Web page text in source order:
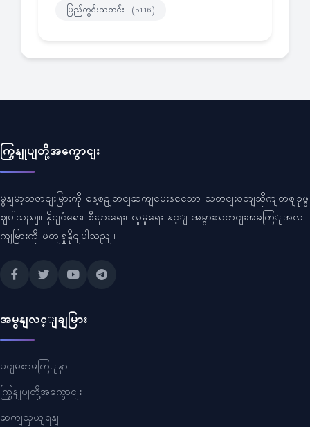
ပြည်တွင်းသတင်း (5116)
ကြှနျုပျတို့အကွောငျး
မွနျမာ့သတငျးမြားကို နေ့စဥျတငျဆကျပေးနသေော သတငျးဝဘျဆိုကျတဈခုဖွ
ဈပါသညျ။ နိုငျငံရေး၊ စီးပှားရေး၊ လူမှုရေး နှင့ျ အခွားသတငျးအခကြျအလ
ကျမြားကို ဖတျရှုနိုငျပါသညျ။
အမွနျလင့ျချမြား
ပငျမစာမကြျနှာ
ကြှနျုပျတို့အကွောငျး
ဆကျသှယျရနျ